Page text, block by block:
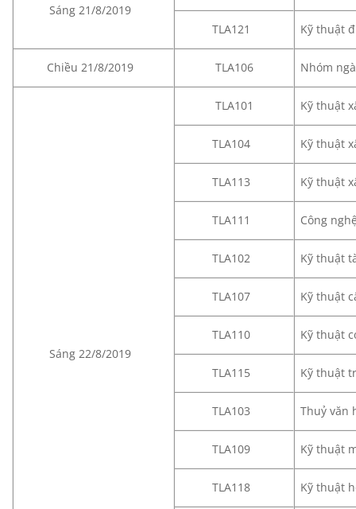
Sáng 21/8/2019
TLA121 Kỹ thuật
Chiều 21/8/2019 TLA106 Nhóm
Sáng 22/8/2019
TLA101 Kỹ thuật
TLA104 Kỹ thuật
TLA113 Kỹ thuật
TLA111 Công
TLA102 Kỹ thuật
TLA107 Kỹ thuật
TLA110 Kỹ thuật
TLA115 Kỹ thuật
TLA103 Thuỷ văn
TLA109 Kỹ thuật
TLA118 Kỹ thuật